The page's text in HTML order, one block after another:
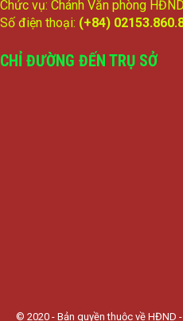
Chức vụ: Chánh Văn phòng
Số điện thoại: (+84)
CHỈ ĐƯỜNG ĐẾN TRỤ SỞ
© 2020 - Bản quyền thuộc về HĐND